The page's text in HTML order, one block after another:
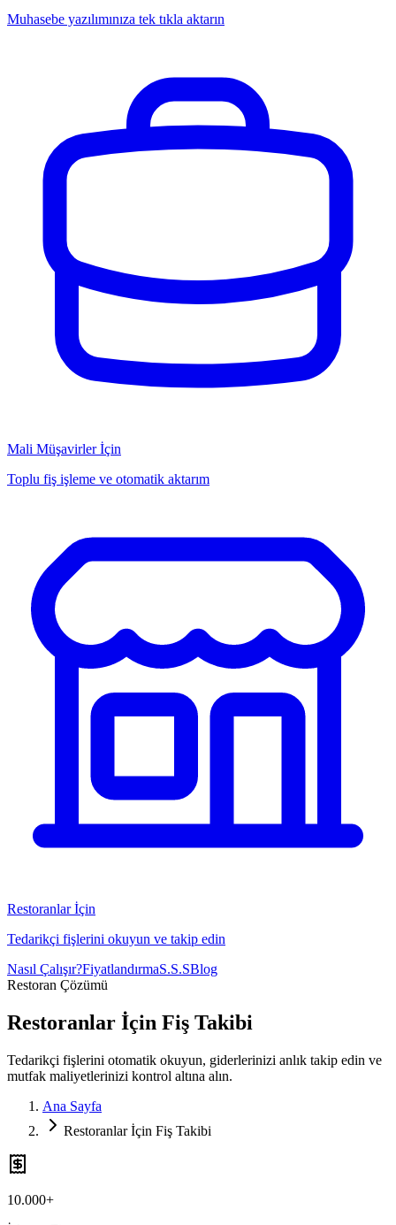
Muhasebe yazılımınıza tek tıkla aktarın
Mali Müşavirler İçin
Toplu fiş işleme ve otomatik aktarım
Restoranlar İçin
Tedarikçi fişlerini okuyun ve takip edin
Nasıl Çalışır?FiyatlandırmaS.S.SBlog
Restoran Çözümü
Restoranlar İçin Fiş Takibi
Tedarikçi fişlerini otomatik okuyun, giderlerinizi anlık takip edin ve
mutfak maliyetlerinizi kontrol altına alın.
Ana Sayfa
Restoranlar İçin Fiş Takibi
10.000+